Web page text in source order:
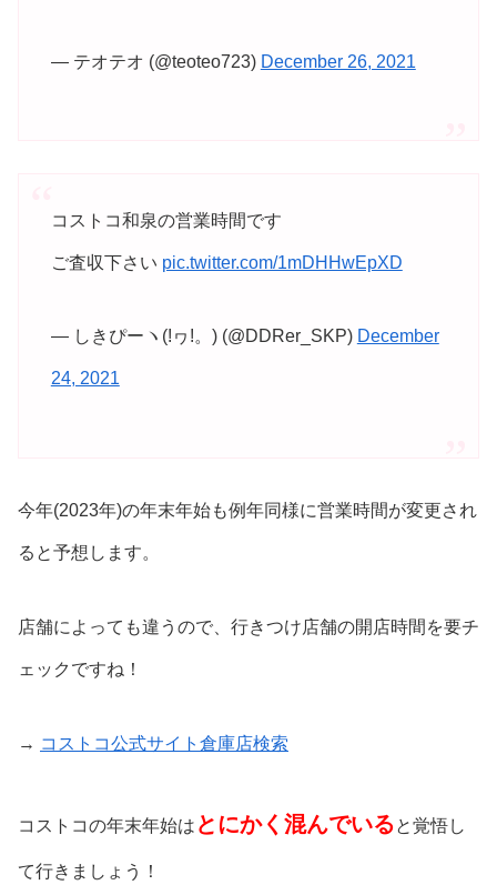
— テオテオ (@teoteo723) December 26, 2021
コストコ和泉の営業時間です
ご査収下さい pic.twitter.com/1mDHHwEpXD
— しきぴーヽ(!ヮ!。) (@DDRer_SKP) December
24, 2021
今年(2023年)の年末年始も例年同様に営業時間が変更され
ると予想します。
店舗によっても違うので、行きつけ店舗の開店時間を要チ
ェックですね！
→ コストコ公式サイト倉庫店検索
コストコの年末年始は とにかく混んでいると覚悟し
て行きましょう！